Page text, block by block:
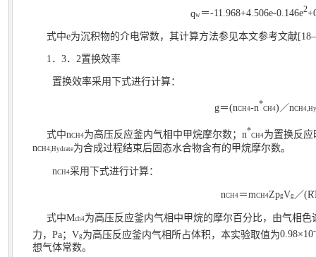
qw＝-11.968+4.506e-0.146e2
式中e为沉积物的介电常数，其计算方法参见本文参考文献
1 ． 3． 2置换效率
置换效率采用下式进行计算：
g＝(nCH4-n*CH4) ／n
式中nCH4为高压反应釜内气相中甲烷摩尔数； n*CH4为置换反
nCH4,Hydrate为合成过程结束后固态水合物含有的甲烷摩尔数。
nCH4采用下式进行计算：
nCH4 ＝mCH4ZpgVg ／
式中Mch4为高压反应釜内气相中甲烷的摩尔百分比，由气相色
力， Pa； Vg 为高压反应釜内气相所占体积，本实验取值为0.98×10
想气体常数。